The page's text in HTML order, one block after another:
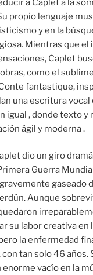
a Caplet a la
propio lenguaje
y en la
Mientras que
Caplet
como el
fantastique,
una escritura
igual , donde texto y
ágil y moderna .
dio un giro
Guerra
gaseado
Aunque
su labor creativa en
la enfermedad
con tan solo 46 años.
vacío en la